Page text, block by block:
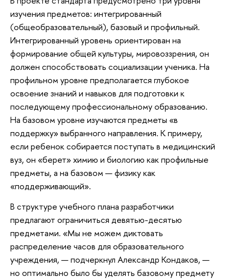
изучения предметов: интегрированный
(общеобразовательный), базовый и профильный.
Интегрированный уровень ориентирован на
формирование общей культуры, мировоззрения, он
должен способствовать социализации ученика. На
профильном уровне предполагается глубокое
освоение знаний и навыков для подготовки к
последующему профессиональному образованию.
На базовом уровне изучаются предметы «в
поддержку» выбранного направления. К примеру,
если ребенок собирается поступать в медицинский
вуз, он «берет» химию и биологию как профильные
предметы, а на базовом — физику как
«поддерживающий».
В структуре учебного плана разработчики
предлагают ограничиться девятью-десятью
предметами. «Мы не можем диктовать
распределение часов для образовательного
учреждения, — подчеркнул Александр Кондаков, —
но оптимально было бы уделять базовому предмету